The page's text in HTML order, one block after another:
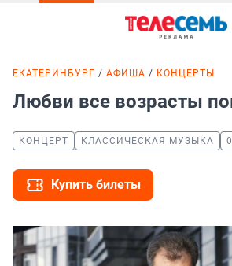
ЕКАТЕРИНБУРГ АФИША КОНЦЕРТЫ
Любви все возрасты
КОНЦЕРТ КЛАССИЧЕСКАЯ МУЗЫКА
Купить билеты